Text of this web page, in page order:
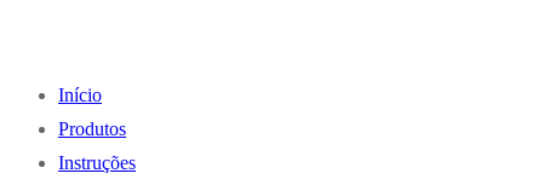
Início
Produtos
Instruções